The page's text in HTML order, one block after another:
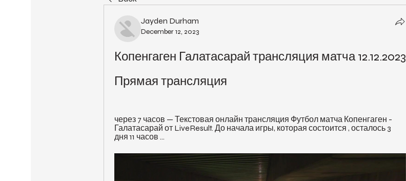
Jayden Durham
December 12, 2023
Копенгаген Галатасарай трансляция матча 12.12.2023
Прямая трансляция
через 7 часов — Текстовая онлайн трансляция Футбол матча Копенгаген -
Галатасарай от LiveResult. До начала игры, которая состоится , осталось 3
дня 11 часов ...